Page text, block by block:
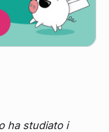
ha studiato i